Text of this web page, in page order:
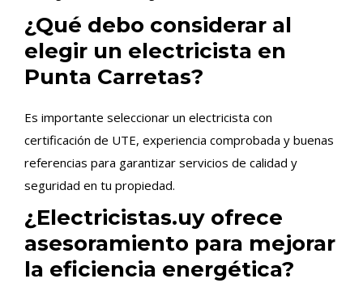
¿Qué debo considerar al
elegir un electricista en
Punta Carretas?
Es importante seleccionar un electricista con
certificación de UTE, experiencia comprobada y buenas
referencias para garantizar servicios de calidad y
seguridad en tu propiedad.
¿Electricistas.uy ofrece
asesoramiento para mejorar
la eficiencia energética?